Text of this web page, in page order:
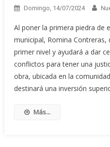
Domingo, 14/07/2024
Al poner la primera piedra de
municipal, Romina
primer nivel y ayudará a dar
conflictos para tener una
obra, ubicada en la
destinará una inversión
Más...